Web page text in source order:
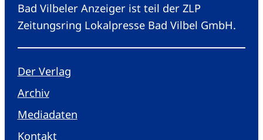
Bad Vilbeler Anzeiger ist teil der ZLP
Zeitungsring Lokalpresse Bad Vilbel GmbH.
Der Verlag
Archiv
Mediadaten
Kontakt